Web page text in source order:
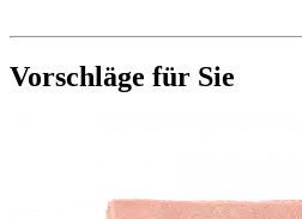
Vorschläge für Sie